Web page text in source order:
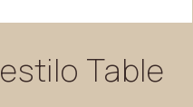
estilo Table